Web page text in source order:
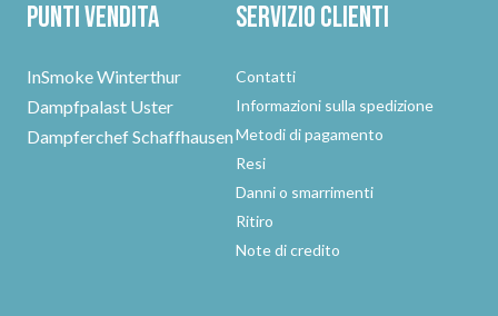
Punti vendita
InSmoke Winterthur
Dampfpalast Uster
Dampferchef Schaffhausen
Servizio clienti
Contatti
Informazioni sulla spedizione
Metodi di pagamento
Resi
Danni o smarrimenti
Ritiro
Note di credito